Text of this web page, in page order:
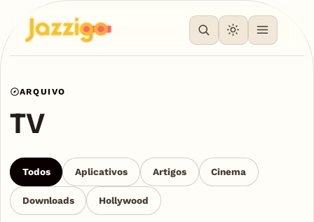
ARQUIVO
TV
Todos Aplicativos Artigos Cinema
Downloads Hollywood